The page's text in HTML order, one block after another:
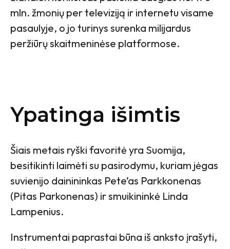
mln. žmonių per televiziją ir internetu visame
pasaulyje, o jo turinys surenka milijardus
peržiūrų skaitmeninėse platformose.
Ypatinga išimtis
Šiais metais ryški favoritė yra Suomija,
besitikinti laimėti su pasirodymu, kuriam jėgas
suvienijo dainininkas Pete’as Parkkonenas
(Pitas Parkonenas) ir smuikininkė Linda
Lampenius.
Instrumentai paprastai būna iš anksto įrašyti,